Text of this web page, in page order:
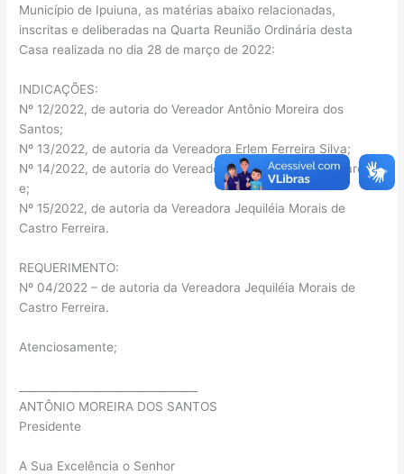
Município de Ipuiuna, as matérias abaixo relacionadas,
inscritas e deliberadas na Quarta Reunião Ordinária desta
Casa realizada no dia 28 de março de 2022:
INDICAÇÕES:
Nº 12/2022, de autoria do Vereador Antônio Moreira dos
Santos;
Nº 13/2022, de autoria da Vereadora Erlem Ferreira Silva;
Nº 14/2022, de autoria do Vereador Rodrigo Moreira Tavares,
e;
Nº 15/2022, de autoria da Vereadora Jequiléia Morais de
Castro Ferreira.
REQUERIMENTO:
Nº 04/2022 – de autoria da Vereadora Jequiléia Morais de
Castro Ferreira.
Atenciosamente;
ANTÔNIO MOREIRA DOS SANTOS
Presidente
A Sua Excelência o Senhor